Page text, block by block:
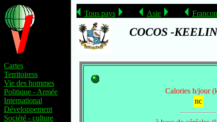
Tous pays Asie
COCOS -
Cartes
Territoiress
Vie des hommes
Politique - Armée
International
Développement
Société - culture
Calories h/jour
nc